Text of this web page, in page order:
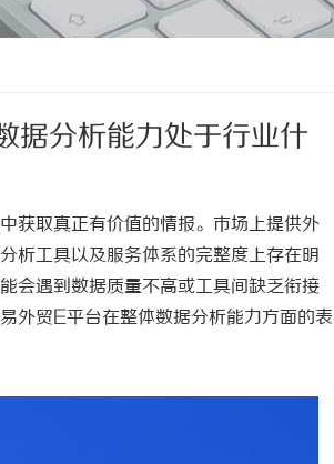
据分析能力处于行业什
获取真正有价值的情报。市场上提供外
析工具以及服务体系的完整度上存在明
会遇到数据质量不高或工具间缺乏衔接
外贸E平台在整体数据分析能力方面的表